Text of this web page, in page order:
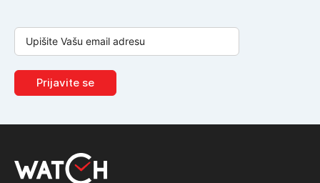
Prijavite se